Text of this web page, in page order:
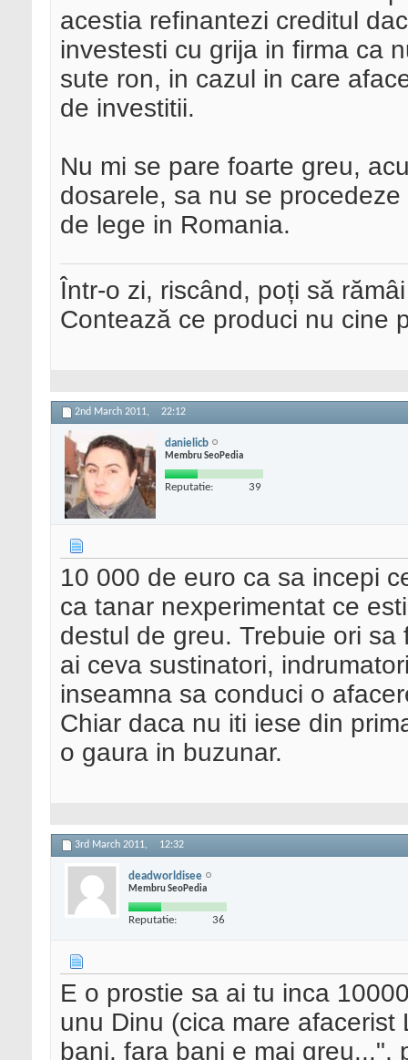
acestia refinantezi creditul
investesti cu grija in firma ca
sute ron, in cazul in care
de investitii.
Nu mi se pare foarte greu,
dosarele, sa nu se
de lege in Romania.
Într-o zi, riscând, poți să
Contează ce produci nu cine
2nd March 2011, 22:12
danielicb
Membru SeoPedia
Reputatie: 39
10 000 de euro ca sa incepi
ca tanar nexperimentat ce
destul de greu. Trebuie ori
ai ceva sustinatori,
inseamna sa conduci o
Chiar daca nu iti iese din
o gaura in buzunar.
3rd March 2011, 12:32
deadworldisee
Membru SeoPedia
Reputatie: 36
E o prostie sa ai tu inca
unu Dinu (cica mare
bani, fara bani e mai greu...",